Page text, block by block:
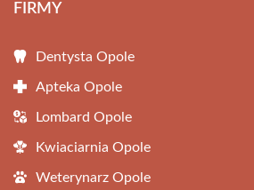
FIRMY
Dentysta Opole
Apteka Opole
Lombard Opole
Kwiaciarnia Opole
Weterynarz Opole